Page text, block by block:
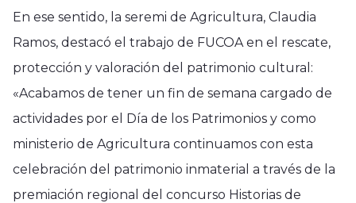
En ese sentido, la seremi de Agricultura, Claudia
Ramos, destacó el trabajo de FUCOA en el rescate,
protección y valoración del patrimonio cultural:
«Acabamos de tener un fin de semana cargado de
actividades por el Día de los Patrimonios y como
ministerio de Agricultura continuamos con esta
celebración del patrimonio inmaterial a través de la
premiación regional del concurso Historias de